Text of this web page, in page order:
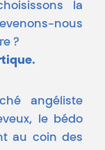
la
nous
?
angéliste
le bédo
au coin des